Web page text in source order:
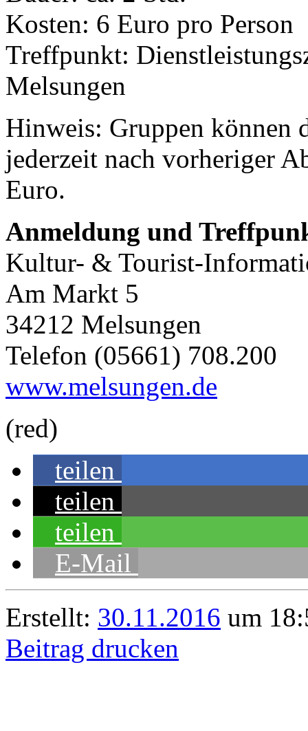
Kosten: 6 Euro pro Person
Treffpunkt:
Melsungen
Hinweis: Gruppen können
jederzeit nach vorheriger
Euro.
Anmeldung und
Kultur- & Tourist-
Am Markt 5
34212 Melsungen
Telefon (05661) 708.200
www.melsungen.de
(red)
teilen
teilen
teilen
E-Mail
Erstellt: 30.11.2016 um
Beitrag drucken